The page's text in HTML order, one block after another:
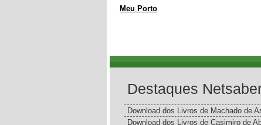
Meu Porto
Destaques
Download dos Livros de Machado de
Download dos Livros de Casimiro de